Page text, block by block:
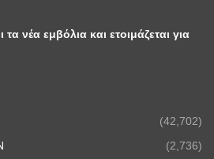
τα νέα εμβόλια και ετοιμάζεται για
(42,702)
(2,736)